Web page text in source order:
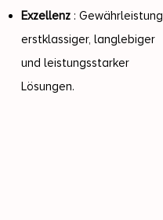
Exzellenz: Gewährleistung
erstklassiger, langlebiger
und leistungsstarker
Lösungen.